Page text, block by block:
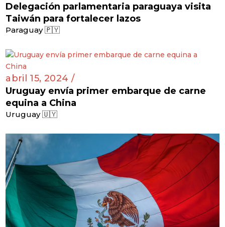
Delegación parlamentaria paraguaya visita
Taiwán para fortalecer lazos
Paraguay 🇵🇾
abril 15, 2024 /
Uruguay envía primer embarque de carne
equina a China
Uruguay 🇺🇾